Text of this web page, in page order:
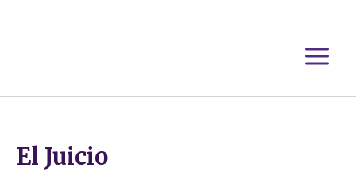
El Juicio